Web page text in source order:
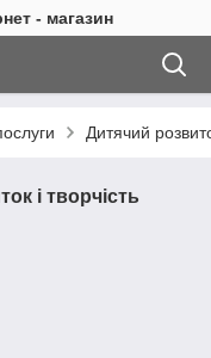
- магазин
Дитячий
і творчість